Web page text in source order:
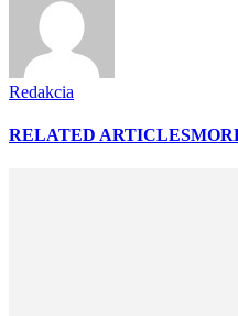
Redakcia
RELATED ARTICLES